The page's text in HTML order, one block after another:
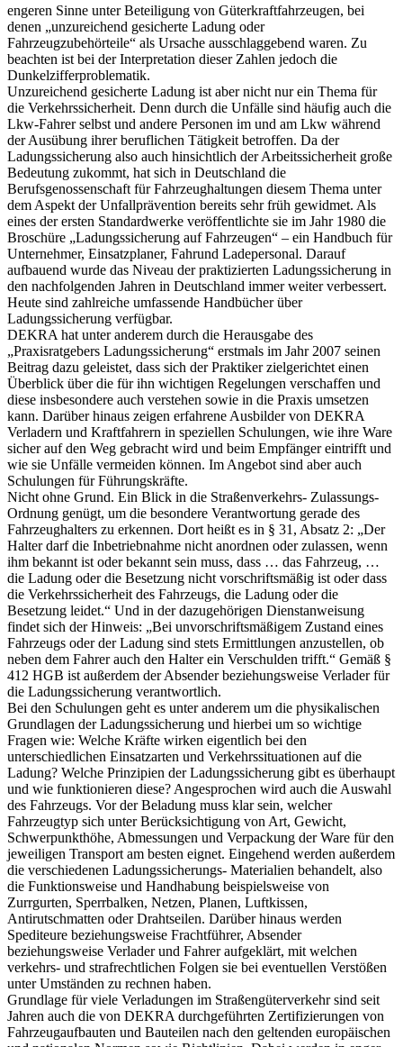
engeren Sinne unter Beteiligung von Güterkraftfahrzeugen, bei
denen „unzureichend gesicherte Ladung oder
Fahrzeugzubehörteile“ als Ursache ausschlaggebend waren. Zu
beachten ist bei der Interpretation dieser Zahlen jedoch die
Dunkelzifferproblematik.
Unzureichend gesicherte Ladung ist aber nicht nur ein Thema für
die Verkehrssicherheit. Denn durch die Unfälle sind häufig auch die
Lkw-Fahrer selbst und andere Personen im und am Lkw während
der Ausübung ihrer beruflichen Tätigkeit betroffen. Da der
Ladungssicherung also auch hinsichtlich der Arbeitssicherheit große
Bedeutung zukommt, hat sich in Deutschland die
Berufsgenossenschaft für Fahrzeughaltungen diesem Thema unter
dem Aspekt der Unfallprävention bereits sehr früh gewidmet. Als
eines der ersten Standardwerke veröffentlichte sie im Jahr 1980 die
Broschüre „Ladungssicherung auf Fahrzeugen“ – ein Handbuch für
Unternehmer, Einsatzplaner, Fahrund Ladepersonal. Darauf
aufbauend wurde das Niveau der praktizierten Ladungssicherung in
den nachfolgenden Jahren in Deutschland immer weiter verbessert.
Heute sind zahlreiche umfassende Handbücher über
Ladungssicherung verfügbar.
DEKRA hat unter anderem durch die Herausgabe des
„Praxisratgebers Ladungssicherung“ erstmals im Jahr 2007 seinen
Beitrag dazu geleistet, dass sich der Praktiker zielgerichtet einen
Überblick über die für ihn wichtigen Regelungen verschaffen und
diese insbesondere auch verstehen sowie in die Praxis umsetzen
kann. Darüber hinaus zeigen erfahrene Ausbilder von DEKRA
Verladern und Kraftfahrern in speziellen Schulungen, wie ihre Ware
sicher auf den Weg gebracht wird und beim Empfänger eintrifft und
wie sie Unfälle vermeiden können. Im Angebot sind aber auch
Schulungen für Führungskräfte.
Nicht ohne Grund. Ein Blick in die Straßenverkehrs- Zulassungs-
Ordnung genügt, um die besondere Verantwortung gerade des
Fahrzeughalters zu erkennen. Dort heißt es in § 31, Absatz 2: „Der
Halter darf die Inbetriebnahme nicht anordnen oder zulassen, wenn
ihm bekannt ist oder bekannt sein muss, dass … das Fahrzeug, …
die Ladung oder die Besetzung nicht vorschriftsmäßig ist oder dass
die Verkehrssicherheit des Fahrzeugs, die Ladung oder die
Besetzung leidet.“ Und in der dazugehörigen Dienstanweisung
findet sich der Hinweis: „Bei unvorschriftsmäßigem Zustand eines
Fahrzeugs oder der Ladung sind stets Ermittlungen anzustellen, ob
neben dem Fahrer auch den Halter ein Verschulden trifft.“ Gemäß §
412 HGB ist außerdem der Absender beziehungsweise Verlader für
die Ladungssicherung verantwortlich.
Bei den Schulungen geht es unter anderem um die physikalischen
Grundlagen der Ladungssicherung und hierbei um so wichtige
Fragen wie: Welche Kräfte wirken eigentlich bei den
unterschiedlichen Einsatzarten und Verkehrssituationen auf die
Ladung? Welche Prinzipien der Ladungssicherung gibt es überhaupt
und wie funktionieren diese? Angesprochen wird auch die Auswahl
des Fahrzeugs. Vor der Beladung muss klar sein, welcher
Fahrzeugtyp sich unter Berücksichtigung von Art, Gewicht,
Schwerpunkthöhe, Abmessungen und Verpackung der Ware für den
jeweiligen Transport am besten eignet. Eingehend werden außerdem
die verschiedenen Ladungssicherungs- Materialien behandelt, also
die Funktionsweise und Handhabung beispielsweise von
Zurrgurten, Sperrbalken, Netzen, Planen, Luftkissen,
Antirutschmatten oder Drahtseilen. Darüber hinaus werden
Spediteure beziehungsweise Frachtführer, Absender
beziehungsweise Verlader und Fahrer aufgeklärt, mit welchen
verkehrs- und strafrechtlichen Folgen sie bei eventuellen Verstößen
unter Umständen zu rechnen haben.
Grundlage für viele Verladungen im Straßengüterverkehr sind seit
Jahren auch die von DEKRA durchgeführten Zertifizierungen von
Fahrzeugaufbauten und Bauteilen nach den geltenden europäischen